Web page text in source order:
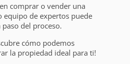
comprar o vender una
equipo de expertos puede
del proceso.
cómo podemos
la propiedad ideal para ti!